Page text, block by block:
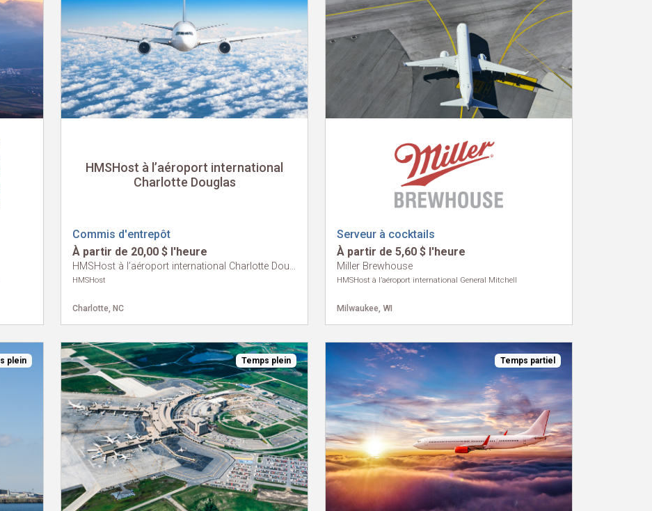
HMSHost à l’aéroport international
Charlotte Douglas
Commis d'entrepôt
À partir de 20,00 $ l'heure
HMSHost à l’aéroport international Charlotte Douglas
HMSHost
Charlotte, NC
Serveur à cocktails
À partir de 5,60 $ l'heure
Miller Brewhouse
HMSHost à l’aéroport international General Mitchell
Milwaukee, WI
plein Temps plein Temps partiel